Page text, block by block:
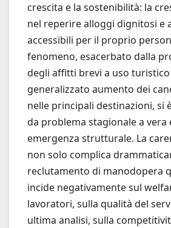
crescita e la sostenibilità: la
nel reperire alloggi dignitosi e
accessibili per il proprio
fenomeno, esacerbato dalla
degli affitti brevi a uso turistico
generalizzato aumento dei
nelle principali destinazioni, si
da problema stagionale a vera
emergenza strutturale. La
non solo complica
reclutamento di manodopera
incide negativamente sul
lavoratori, sulla qualità del
ultima analisi, sulla